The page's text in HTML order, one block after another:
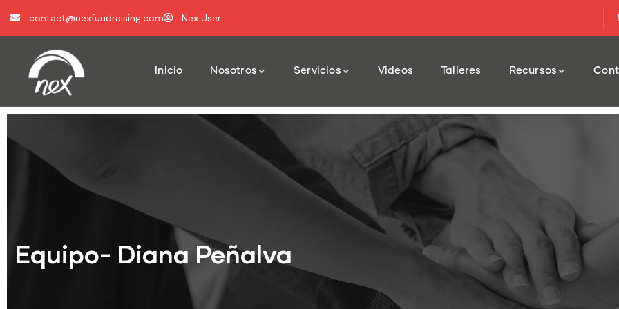
contact@nexfundraising.com Nex User
Inicio Nosotros Servicios Videos Talleres Recursos
Equipo- Diana Peñalva